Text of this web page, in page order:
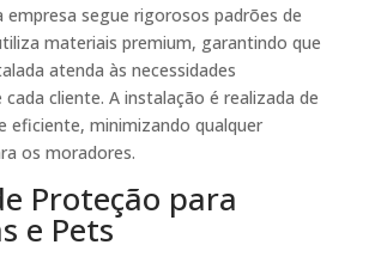
empresa segue rigorosos padrões de
materiais premium, garantindo que
atenda às necessidades
cada cliente. A instalação é realizada de
eficiente, minimizando qualquer
os moradores.
Proteção para
e Pets